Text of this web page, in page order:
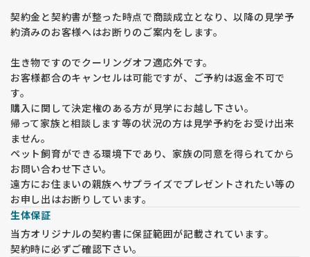
契約金と契約書が整った時点で商談成立となり、以降の見学予
約済みのお客様へはお断りのご案内をします。
生き物ですのでクーリングオフ適応外です。
お客様都合のキャンセルは可能ですが、ご予約は返金不可で
す。
購入に関して決定権のある方が見学にお越し下さい。
帰って家族と相談します等の状況の方は見学予約をお受け出来
ません。
ペット飼育ができる環境下であり、家族の同意を得られてから
お問い合わせ下さい。
遠方にお住まいの親族へサプライズでプレゼントされたい等の
お申し出はお断りしています。
生体保証
当方オリジナルの契約書に保証範囲が記載されています。
契約時に必ずご確認下さい。